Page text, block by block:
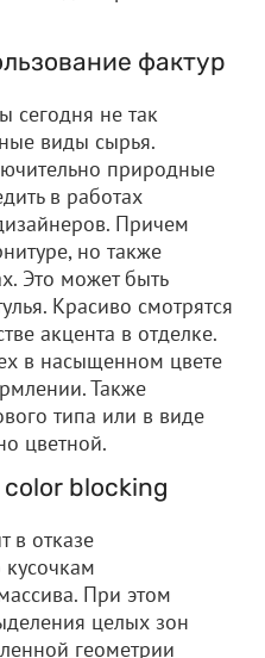
фактур
сегодня не так
виды сырья.
природные
в работах
Причем
но также
Это может быть
Красиво смотрятся
акцента в отделке.
в насыщенном цвете
Также
типа или в виде
цветной.
blocking
в отказе
При этом
целых зон
геометрии